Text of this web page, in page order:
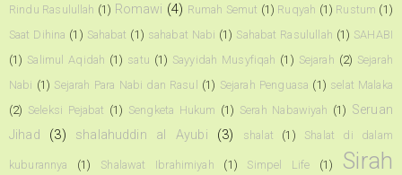
Rindu Rasulullah (1) Romawi (4) Rumah Semut (1) Ruqyah (1) Rustum (1)
Saat Dihina (1) Sahabat (1) sahabat Nabi (1) Sahabat Rasulullah (1) SAHABI
(1) Salimul Aqidah (1) satu (1) Sayyidah Musyfiqah (1) Sejarah (2) Sejarah
Nabi (1) Sejarah Para Nabi dan Rasul (1) Sejarah Penguasa (1) selat Malaka
(2) Seleksi Pejabat (1) Sengketa Hukum (1) Serah Nabawiyah (1) Seruan
Jihad
(3) shalahuddin al Ayubi (3) shalat (1) Shalat di dalam
kuburannya (1) Shalawat Ibrahimiyah (1) Simpel Life (1)
Sirah